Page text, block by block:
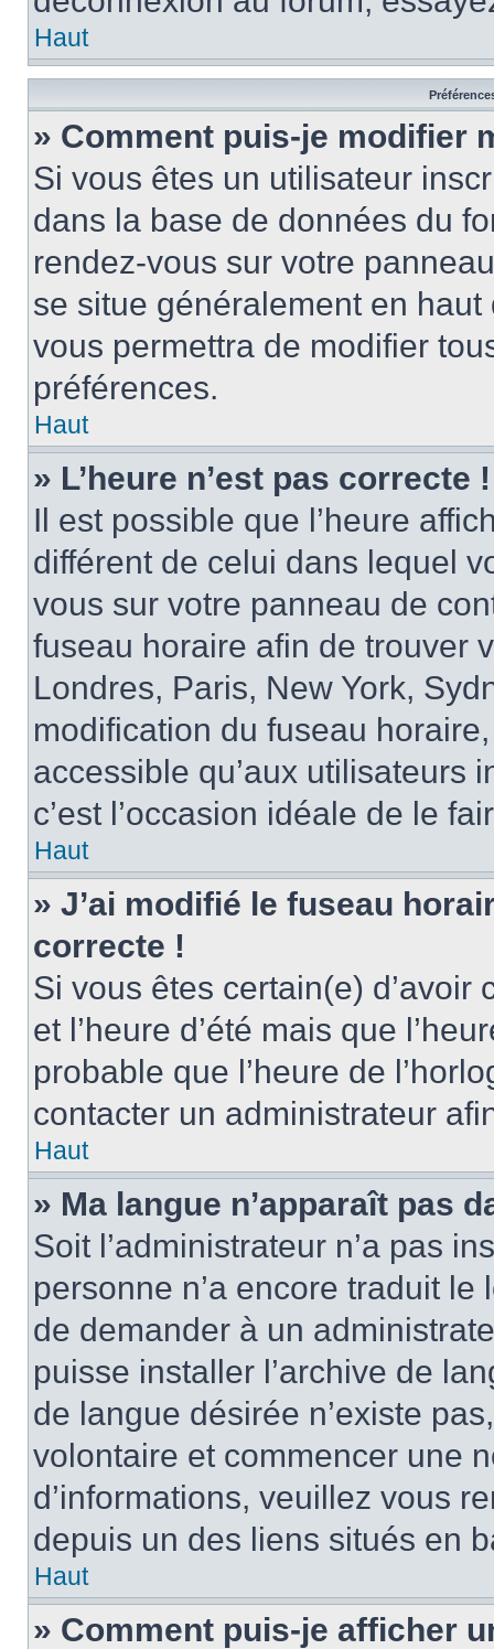
Haut
» Comment puis-je modifier
Si vous êtes un utilisateur
dans la base de données du
rendez-vous sur votre
se situe généralement en
vous permettra de modifier
préférences.
Haut
» L’heure n’est pas correcte !
Il est possible que l’heure
différent de celui dans lequel
vous sur votre panneau de
fuseau horaire afin de trouver
Londres, Paris, New York,
modification du fuseau
accessible qu’aux utilisateurs
c’est l’occasion idéale de le
Haut
» J’ai modifié le fuseau
correcte !
Si vous êtes certain(e)
et l’heure d’été mais que
probable que l’heure de
contacter un administrateur
Haut
» Ma langue n’apparaît pas
Soit l’administrateur n’a pas
personne n’a encore traduit
de demander à un
puisse installer l’archive de
de langue désirée n’existe
volontaire et commencer une
d’informations, veuillez vous
depuis un des liens situés en
Haut
» Comment puis-je afficher